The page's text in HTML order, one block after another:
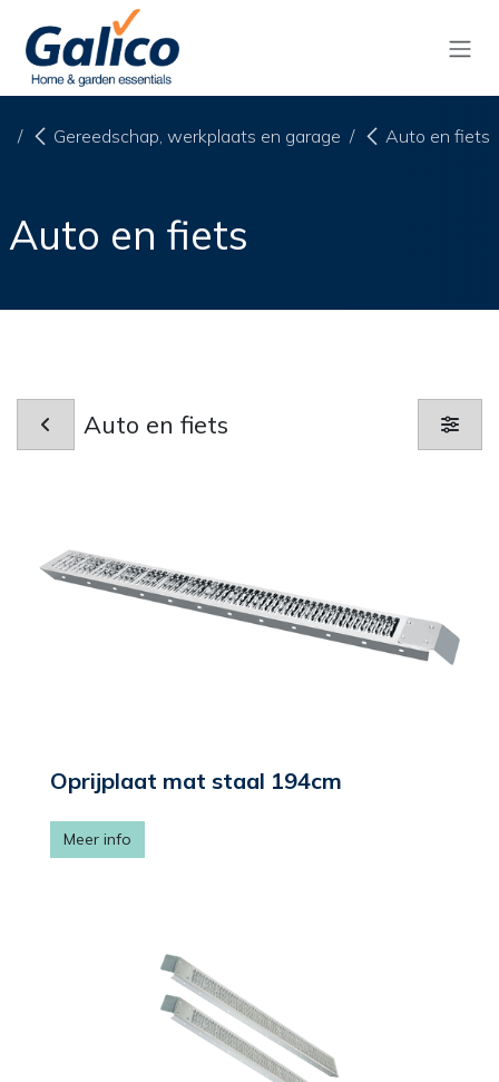
Overslaan naar inhoud
Gereedschap, werkplaats en garage Auto en fiets
Auto en fiets
Auto en fiets
Oprijplaat mat staal 194cm
Meer info